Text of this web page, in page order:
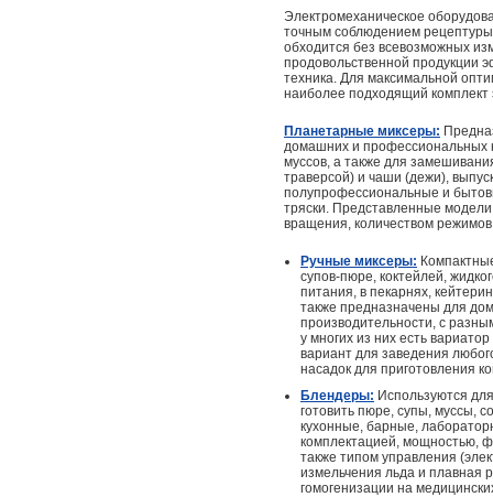
Электромеханическое
точным соблюдением
обходится без всевозможных
продовольственной продукции
техника. Для максимальной
наиболее подходящий комплект
Планетарные миксеры:
домашних и профессиональных
муссов, а также для
траверсой) и чаши (дежи),
полупрофессиональные и
тряски. Представленные
вращения, количеством
Ручные миксеры:
супов-пюре, коктейлей,
питания, в пекарнях,
также предназначены для
производительности, с
у многих из них есть
вариант для заведения
насадок для приготовления
Блендеры: Используются
готовить пюре, супы, муссы,
кухонные, барные,
комплектацией, мощностью,
также типом управления
измельчения льда и плавная
гомогенизации на